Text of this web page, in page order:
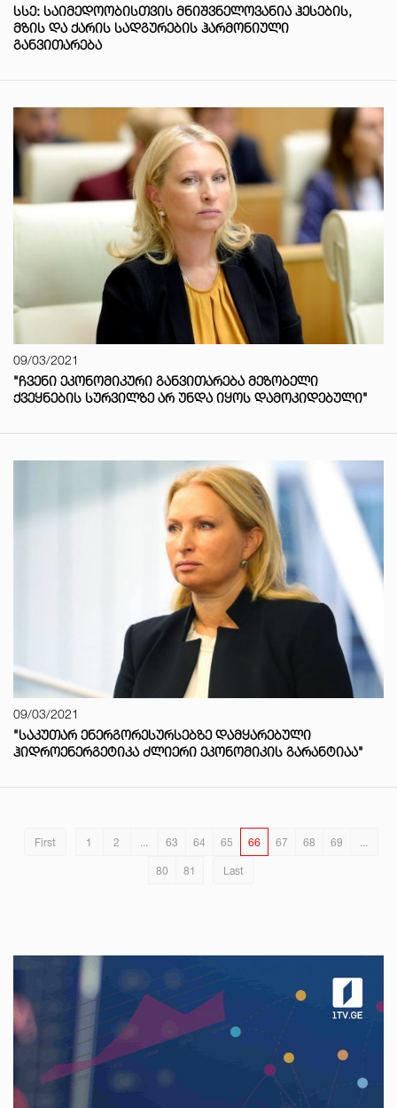
ᲡᲡᲔ: ᲡᲐᲘᲛᲔᲓᲝᲝᲑᲘᲡᲗᲕᲘᲡ ᲛᲜᲘᲨᲕᲜᲔᲚᲝᲕᲐᲜᲘᲐ ᲰᲔᲡᲔᲑᲘᲡ,
ᲛᲖᲘᲡ ᲓᲐ ᲥᲐᲠᲘᲡ ᲡᲐᲓᲒᲣᲠᲔᲑᲘᲡ ᲰᲐᲠᲛᲝᲜᲘᲣᲚᲘ
ᲒᲐᲜᲕᲘᲗᲐᲠᲔᲑᲐ
09/03/2021
"ᲩᲕᲔᲜᲘ ᲔᲙᲝᲜᲝᲛᲘᲙᲣᲠᲘ ᲒᲐᲜᲕᲘᲗᲐᲠᲔᲑᲐ ᲛᲔᲖᲝᲑᲔᲚᲘ
ᲥᲕᲔᲧᲜᲔᲑᲘᲡ ᲡᲣᲠᲕᲘᲚᲖᲔ ᲐᲠ ᲣᲜᲓᲐ ᲘᲧᲝᲡ ᲓᲐᲛᲝᲙᲘᲓᲔᲑᲣᲚᲘ"
09/03/2021
"ᲡᲐᲙᲣᲗᲐᲠ ᲔᲜᲔᲠᲒᲝᲠᲔᲡᲣᲠᲡᲔᲑᲖᲔ ᲓᲐᲛᲧᲐᲠᲔᲑᲣᲚᲘ
ᲰᲘᲓᲠᲝᲔᲜᲔᲠᲒᲔᲢᲘᲙᲐ ᲫᲚᲘᲔᲠᲘ ᲔᲙᲝᲜᲝᲛᲘᲙᲘᲡ ᲒᲐᲠᲐᲜᲢᲘᲐᲐ"
First 1 2 ... 63 64 65 66 67 68 69 ...
80 81 Last